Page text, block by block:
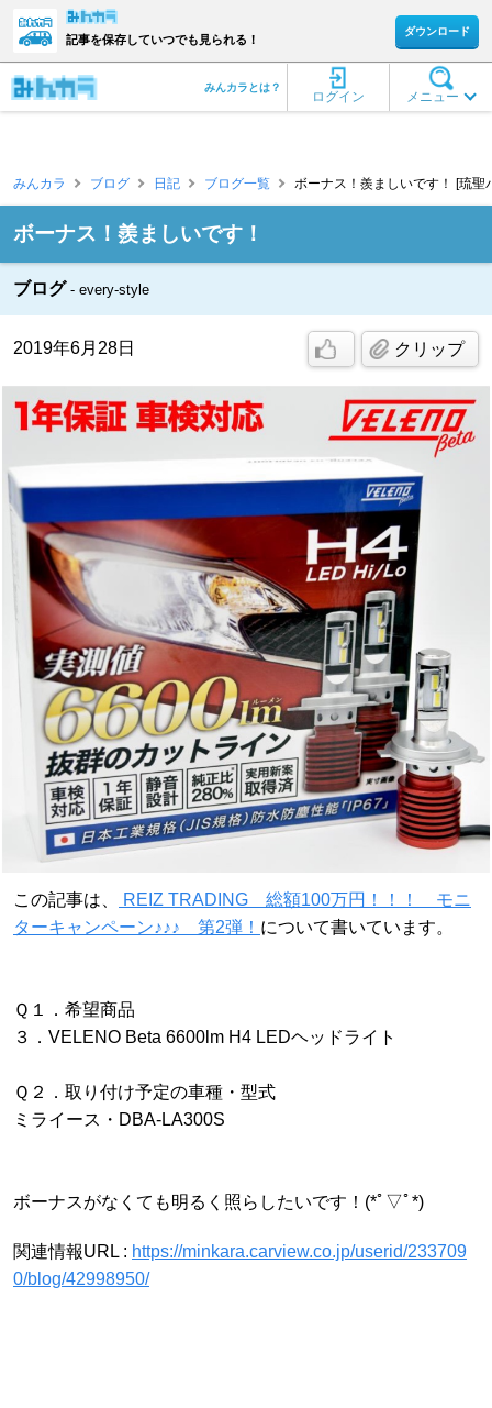
記事を保存していつでも見られる！
ダウンロード
メニュー
ログイン
みんカラとは？
みんカラ ブログ 日記 ブログ一覧 ボーナス！羨ましいです！ [琉聖
ボーナス！羨ましいです！
ブログ every-style
2019年6月28日 クリップ
この記事は、
REIZ TRADING 総額100万円！！！ モニ
ターキャンペーン♪♪♪ 第2弾！ について書いています。
Ｑ１．希望商品
３．VELENO Beta 6600lm H4 LEDヘッドライト
Ｑ２．取り付け予定の車種・型式
ミライース・DBA-LA300S
ボーナスがなくても明るく照らしたいです！(*ﾟ▽ﾟ*)
関連情報URL : https://minkara.carview.co.jp/userid/233709
0/blog/42998950/